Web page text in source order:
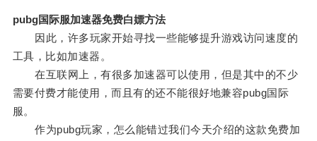
pubg国际服加速器免费白嫖方法
因此，许多玩家开始寻找一些能够提升游戏访问速度的
工具，比如加速器。
在互联网上，有很多加速器可以使用，但是其中的不少
需要付费才能使用，而且有的还不能很好地兼容pubg国际
服。
作为pubg玩家，怎么能错过我们今天介绍的这款免费加